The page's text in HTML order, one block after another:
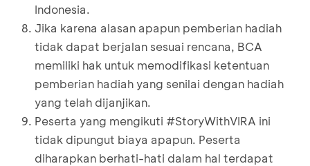
Indonesia.
Jika karena alasan apapun pemberian hadiah
tidak dapat berjalan sesuai rencana, BCA
memiliki hak untuk memodifikasi ketentuan
pemberian hadiah yang senilai dengan hadiah
yang telah dijanjikan.
Peserta yang mengikuti #StoryWithVIRA ini
tidak dipungut biaya apapun. Peserta
diharapkan berhati-hati dalam hal terdapat